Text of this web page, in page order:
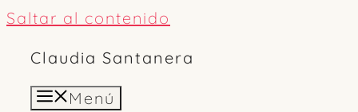
Saltar al contenido
Claudia Santanera
Menú